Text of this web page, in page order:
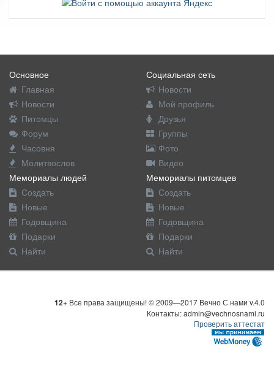
Основное
Главная
Новости
Питомцы
Форум
Часовня
Молитвослов
Социальная сеть
Новости
Мой профиль
Друзья
Группы
Фото
Видео
Мемориалы людей
Создать
Новые
Годовщина
Подарки
Найти
Мемориалы питомцев
Создать
Новые
Годовщина
Подарки
Найти
12+ Все права защищены! © 2009—2017 Вечно С нами v.4.0
Контакты: admin@vechnosnami.ru
Проверить аттестат